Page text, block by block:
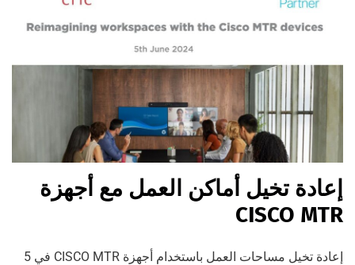
إعادة تخيل أماكن العمل مع أجهزة
CISCO MTR
إعادة تخيل مساحات العمل باستخدام أجهزة CISCO MTR في 5